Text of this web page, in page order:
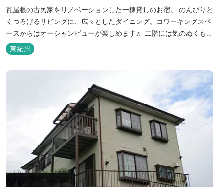
瓦屋根の古民家をリノベーションした一棟貸しのお宿。 のんびりと
くつろげるリビングに、広々としたダイニング。コワーキングスペ
ースからはオーシャンビューが楽しめます♬ 二階には気のぬくもり
を感じながら、アートと読書に浸ることができる「TASOGAREの
間」があり、海を眺めながらゆったりとした時間を過ごすことがで
きます。
東紀州